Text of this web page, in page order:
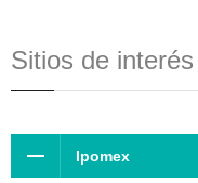
Sitios de interés
Ipomex